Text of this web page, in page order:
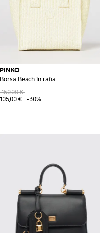
PINKO
Borsa Beach in rafia
150,00 €
105,00 €
-30%